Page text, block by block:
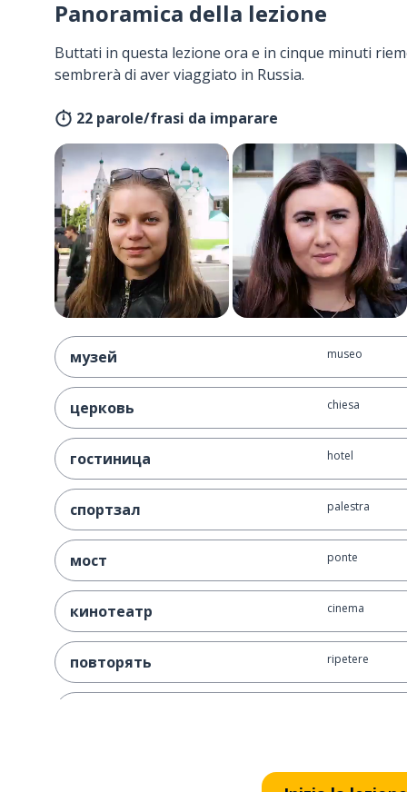
Panoramica della lezione
Buttati in questa lezione ora e in cinque minuti
sembrerà di aver viaggiato in Russia.
22 parole/frasi da imparare
музей museo
церковь chiesa
гостиница hotel
спортзал palestra
мост ponte
кинотеатр cinema
повторять ripetere